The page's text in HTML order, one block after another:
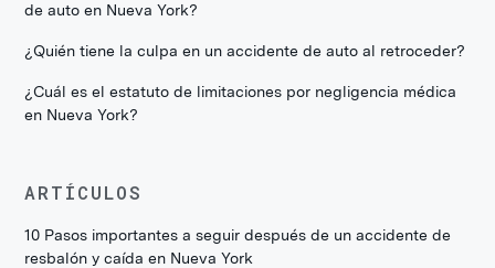
de auto en Nueva York?
¿Quién tiene la culpa en un accidente de auto al retroceder?
¿Cuál es el estatuto de limitaciones por negligencia médica
en Nueva York?
ARTÍCULOS
10 Pasos importantes a seguir después de un accidente de
resbalón y caída en Nueva York